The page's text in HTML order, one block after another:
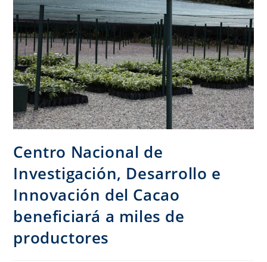
Centro Nacional de
Investigación, Desarrollo e
Innovación del Cacao
beneficiará a miles de
productores